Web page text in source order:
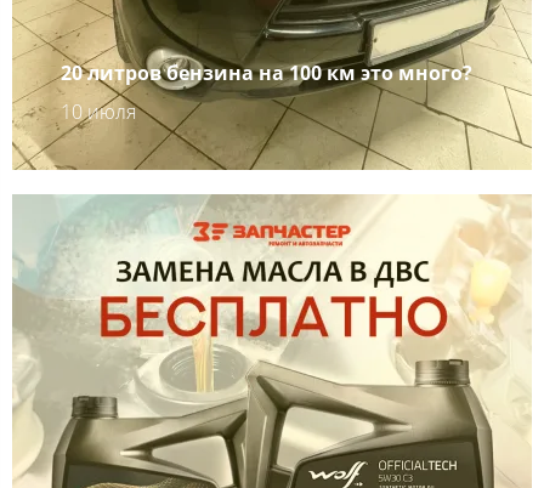
20 литров бензина на 100 км это много?
10 июля